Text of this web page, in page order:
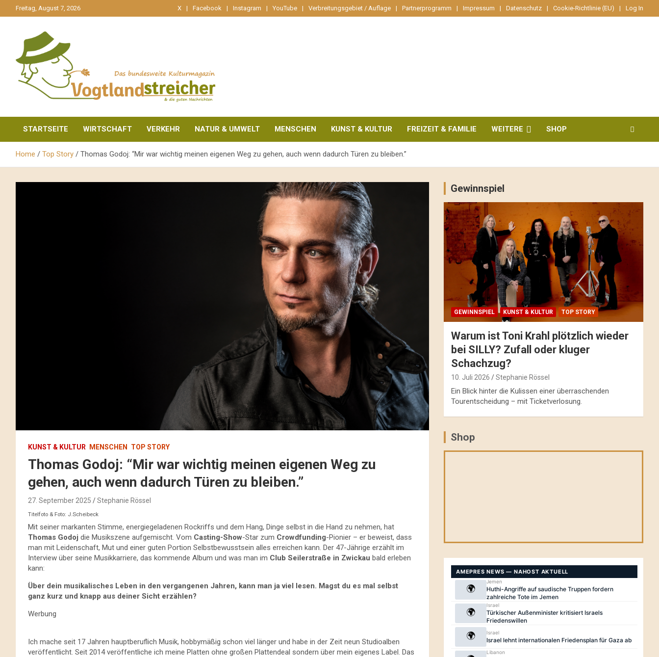
zum
Freitag, August 7, 2026 X Facebook Instagram YouTube Verbreitungsgebiet / Auflage Partnerprogramm Impressum Datenschutz Cookie-Richtlinie (EU) Log In
Vogtlandstreicher
STARTSEITE WIRTSCHAFT VERKEHR NATUR & UMWELT MENSCHEN KUNST & KULTUR FREIZEIT & FAMILIE WEITERE SHOP
Home Top Story Thomas Godoj: “Mir war wichtig meinen eigenen Weg zu gehen, auch wenn dadurch Türen zu bleiben.”
KUNST & KULTUR MENSCHEN TOP STORY
Thomas Godoj: “Mir war wichtig meinen eigenen Weg zu
gehen, auch wenn dadurch Türen zu bleiben.”
27. September 2025 Stephanie Rössel
Titelfoto & Foto: J.Scheibeck
Mit seiner markanten Stimme, energiegeladenen Rockriffs und dem Hang, Dinge selbst in die Hand zu nehmen, hat
Thomas Godoj die Musikszene aufgemischt. Vom Casting-Show-Star zum Crowdfunding-Pionier – er beweist, dass
man mit Leidenschaft, Mut und einer guten Portion Selbstbewusstsein alles erreichen kann. Der 47-Jährige erzählt im
Interview über seine Musikkarriere, das kommende Album und was man im Club Seilerstraße in Zwickau bald erleben
kann:
Über dein musikalisches Leben in den vergangenen Jahren, kann man ja viel lesen. Magst du es mal selbst
ganz kurz und knapp aus deiner Sicht erzählen?
Werbung
Ich mache seit 17 Jahren hauptberuflich Musik, hobbymäßig schon viel länger und habe in der Zeit neun Studioalben
veröffentlicht. Seit 2014 veröffentliche ich meine Platten ohne großen Plattendeal sondern über mein eigenes Label. Das
Gewinnspiel
GEWINNSPIEL KUNST & KULTUR TOP STORY
Warum ist Toni Krahl plötzlich wieder
bei SILLY? Zufall oder kluger
Schachzug?
10. Juli 2026 Stephanie Rössel
Ein Blick hinter die Kulissen einer überraschenden
Tourentscheidung – mit Ticketverlosung.
Shop